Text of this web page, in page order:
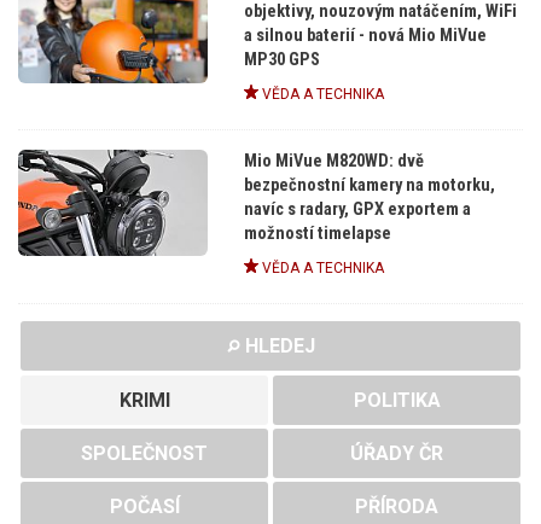
objektivy, nouzovým natáčením, WiFi
a silnou baterií - nová Mio MiVue
MP30 GPS
VĚDA A TECHNIKA
Mio MiVue M820WD: dvě
bezpečnostní kamery na motorku,
navíc s radary, GPX exportem a
možností timelapse
VĚDA A TECHNIKA
HLEDEJ
KRIMI POLITIKA
SPOLEČNOST ÚŘADY ČR
POČASÍ PŘÍRODA